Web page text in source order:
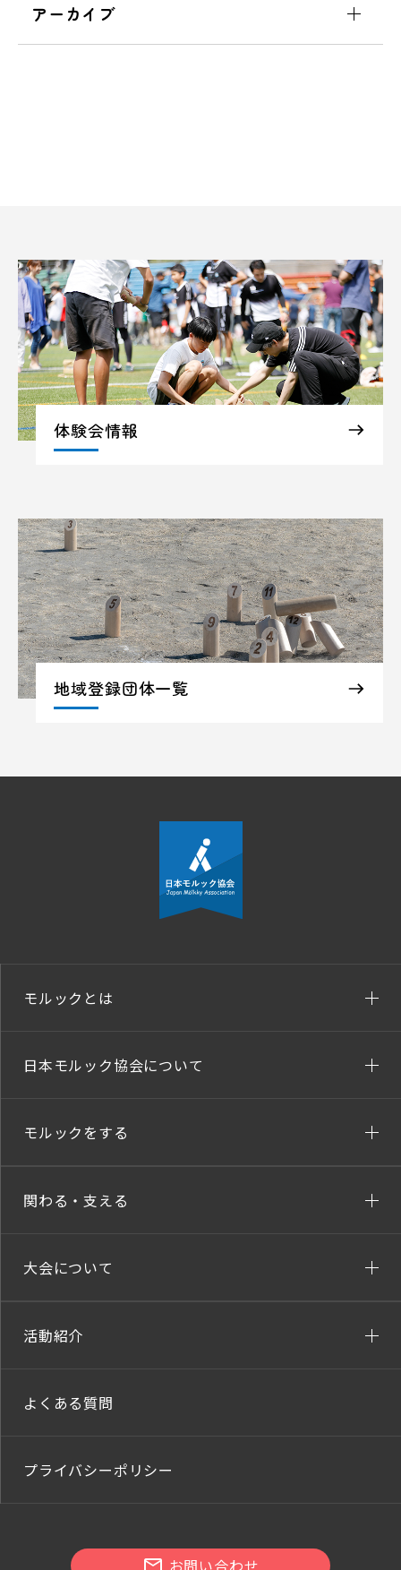
アーカイブ
体験会情報
地域登録団体一覧
モルックとは
日本モルック協会について
モルックをする
関わる・支える
大会について
活動紹介
よくある質問
プライバシーポリシー
お問い合わせ